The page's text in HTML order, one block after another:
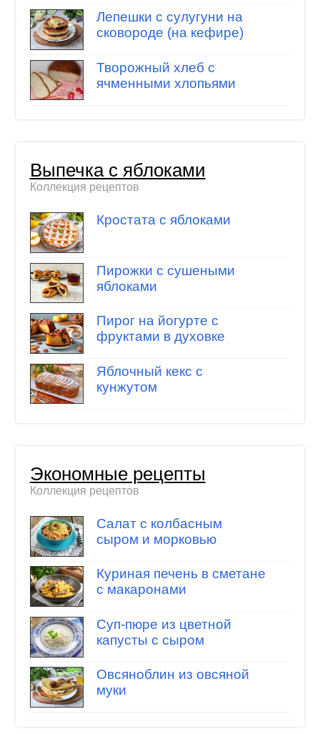
Лепешки с сулугуни на
сковороде (на кефире)
Творожный хлеб с
ячменными хлопьями
Выпечка с яблоками
Коллекция рецептов
Кростата с яблоками
Пирожки с сушеными
яблоками
Пирог на йогурте с
фруктами в духовке
Яблочный кекс с
кунжутом
Экономные рецепты
Коллекция рецептов
Салат с колбасным
сыром и морковью
Куриная печень в сметане
с макаронами
Суп-пюре из цветной
капусты с сыром
Овсяноблин из овсяной
муки